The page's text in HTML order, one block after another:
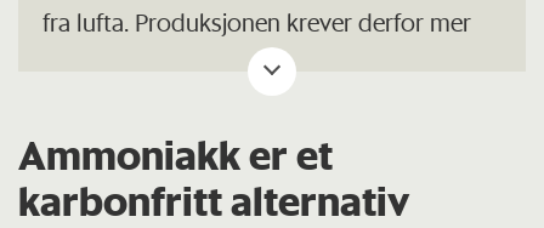
fra lufta. Produksjonen krever derfor mer
energi enn å lage hydrogen alene.
og transportere. Hydrogen må kjøles ned
til –253 °C for å bli flytende, mens
Ammoniakk er et
karbonfritt alternativ